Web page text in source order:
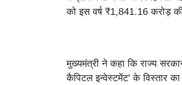
को इस वर्ष ₹1,841.16 करोड़ की
मुख्यमंत्री ने कहा कि राज्य
कैपिटल इन्वेस्टमेंट’ के विस्तार